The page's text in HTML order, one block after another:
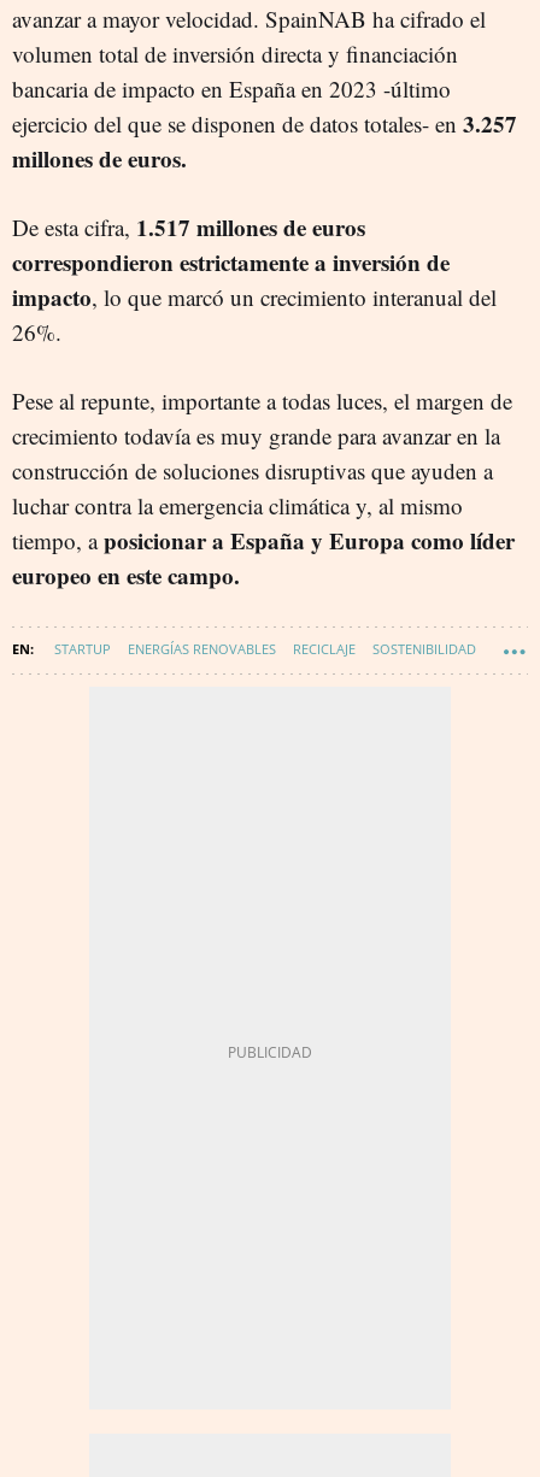
avanzar a mayor velocidad. SpainNAB ha cifrado el
volumen total de inversión directa y financiación
bancaria de impacto en España en 2023 -último
ejercicio del que se disponen de datos totales- en 3.257
millones de euros.
De esta cifra, 1.517 millones de euros
correspondieron estrictamente a inversión de
impacto, lo que marcó un crecimiento interanual del
26%.
Pese al repunte, importante a todas luces, el margen de
crecimiento todavía es muy grande para avanzar en la
construcción de soluciones disruptivas que ayuden a
luchar contra la emergencia climática y, al mismo
tiempo, aposicionar a España y Europa como líder
europeo en este campo.
STARTUP ENERGÍAS RENOVABLES RECICLAJE SOSTENIBILIDAD